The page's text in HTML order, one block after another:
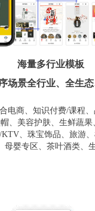
海量多行业模板
场景全行业、全生
电商、知识付费/课程
、美容护肤、生鲜蔬
、珠宝饰品、旅游
母婴专区、茶叶酒类、